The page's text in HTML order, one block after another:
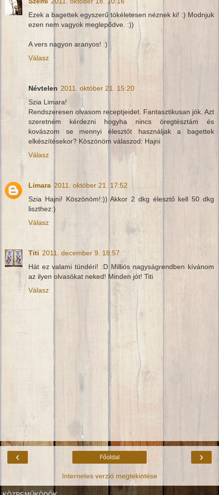
Ezek a bagettek egyszerű tökéletesen néznek ki! :) Modnjuk
ezen nem vagyok meglepődve. :))
A vers nagyon aranyos! :)
Válasz
Névtelen 2011. október 21. 15:20
Szia Limara!
Rendszeresen olvasom receptjeidet. Fantasztikusan jók. Azt
szeretném kérdezni hogyha nincs öregtésztám és
kovászom se mennyi élesztőt használjak a bagettek
elkészítésekor? Köszönöm válaszod: Hajni
Válasz
Limara 2011. október 21. 17:52
Szia Hajni! Köszönöm!:)) Akkor 2 dkg élesztő kell 50 dkg
liszthez:)
Válasz
Titi 2011. december 9. 18:57
Hát ez valami tündéri! :D Milliós nagyságrendben kívánom
az ilyen olvasókat neked! Minden jót! Titi
Válasz
‹ ›
Főoldal
Internetes verzió megtekintése